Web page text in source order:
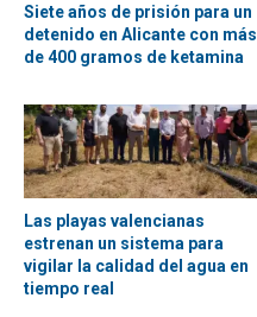
Siete años de prisión para un
detenido en Alicante con más
de 400 gramos de ketamina
Las playas valencianas
estrenan un sistema para
vigilar la calidad del agua en
tiempo real